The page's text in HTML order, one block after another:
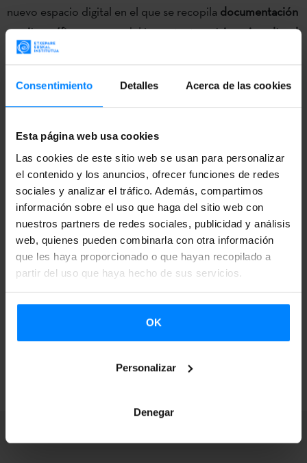
Consentimiento Detalles Acerca de las cookies
Esta página web usa cookies
Las cookies de este sitio web se usan para personalizar
el contenido y los anuncios, ofrecer funciones de redes
sociales y analizar el tráfico. Además, compartimos
información sobre el uso que haga del sitio web con
nuestros partners de redes sociales, publicidad y análisis
web, quienes pueden combinarla con otra información
que les haya proporcionado o que hayan recopilado a
partir del uso que haya hecho de sus servicios.
OK
Personalizar
Denegar
nuevo espacio digital en el que se recopila documentación
escrita, gráfica y sonoradel importantepatrimonio cultural
vasco relacionado con las tradiciones y celebraciones que
recoge y actualiza el fruto del trabajo deinvestigación y
Labayru IkastegiaeIkastolen Elkartea
su realización también con el apoyo delInstituto Vasco
Etxepare, laDiputación Foral de BizkaiayAzkue
Fundazioa.
El Instituto Vasco Etxepare ha estado representado en la
presentación por su directora para la Promoción y
Difusión del Euskera,Mari Jose Olaziregi.